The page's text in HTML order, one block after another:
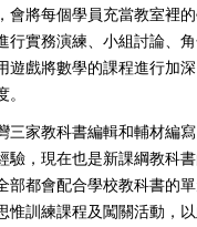
會將每個學員充當教室裡
行實務演練、小組討論、
遊戲將數學的課程進行加
三家教科書編輯和輔材編
驗，現在也是新課綱教科
部都會配合學校教科書的
惟訓練課程及闖關活動，